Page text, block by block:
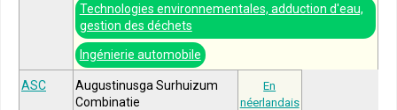
Technologies environnementales, adduction d'eau,
gestion des déchets
Ingénierie automobile
ASC
Augustinusga Surhuizum
Combinatie
En
néerlandais